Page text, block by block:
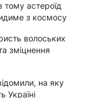
тому астероїд
з космосу
волоських
зміцнення
на яку
Україні